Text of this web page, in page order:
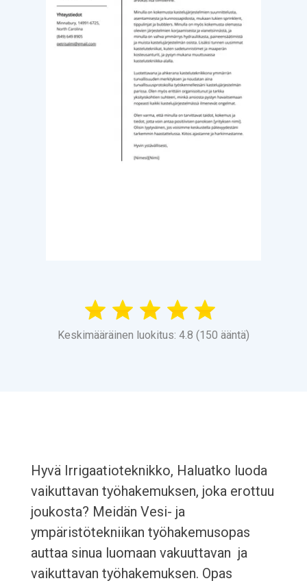
Keskimääräinen luokitus: 4.8 (150 ääntä)
Hyvä Irrigaatioteknikko, Haluatko luoda
vaikuttavan työhakemuksen, joka erottuu
joukosta? Meidän Vesi- ja
ympäristötekniikan työhakemusopas
auttaa sinua luomaan vakuuttavan ja
vaikuttavan työhakemuksen. Opas